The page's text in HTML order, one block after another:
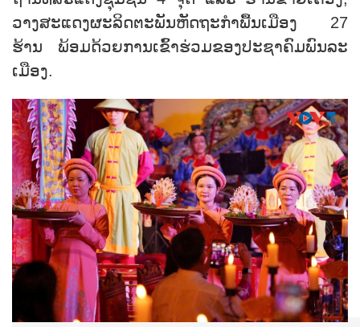
ວາງ​ສະ​ແດງ​ຜະ​ລິດ​ຕະ​ພັນ​ຫັດ​ຖະ​ກຳ​ພື້ນ​ເມືອງ 27
ຮ້ານ ພ້ອມ​ດ້ວຍ​ການ​ເຂົ້າ​ຮ່ວມ​ຂອງ​ປະ​ຊາ​ຄົມ​ພົນ​ລະ​
ເມືອງ.